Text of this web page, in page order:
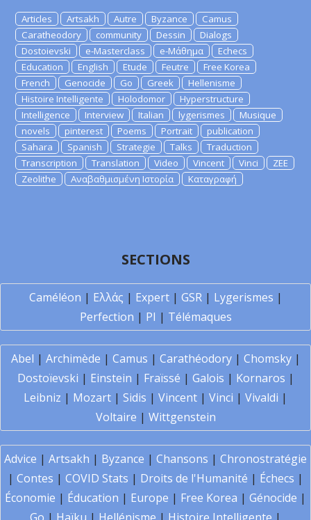
Articles Artsakh Autre Byzance
Camus
Caratheodory
community Dessin
Dialogs
Dostoievski
e-Masterclass e-Μάθημα
Echecs
Education
English Etude Feutre
Free Korea
French
Genocide Go Greek
Hellenisme
Histoire Intelligente
Holodomor
Hyperstructure
Intelligence
Interview Italian lygerismes
Musique
novels
pinterest Poems Portrait
publication
Sahara
Spanish Strategie Talks
Traduction
Transcription
Translation Video Vincent Vinci
ZEE
Zeolithe
Αναβαθμισμένη Ιστορία Καταγραφή
SECTIONS
Caméléon | Ελλάς | Expert| GSR| Lygerismes |
Perfection | PI | Télémaques
Abel | Archimède | Camus | Carathéodory| Chomsky|
Dostoïevski | Einstein | Fraïssé | Galois | Kornaros |
Leibniz | Mozart | Sidis | Vincent | Vinci | Vivaldi |
Voltaire | Wittgenstein
Advice | Artsakh | Byzance | Chansons | Chronostratégie
| Contes | COVID Stats | Droits de l'Humanité | Échecs |
Économie | Éducation | Europe | Free Korea | Génocide |